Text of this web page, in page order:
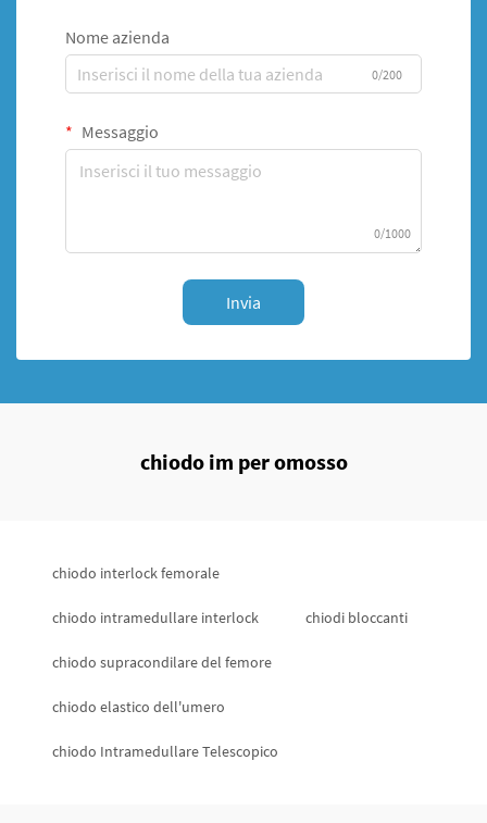
Nome azienda
0/200
Messaggio
0/1000
Invia
chiodo im per omosso
chiodo interlock femorale
chiodo intramedullare interlock chiodi bloccanti
chiodo supracondilare del femore
chiodo elastico dell'umero
chiodo Intramedullare Telescopico